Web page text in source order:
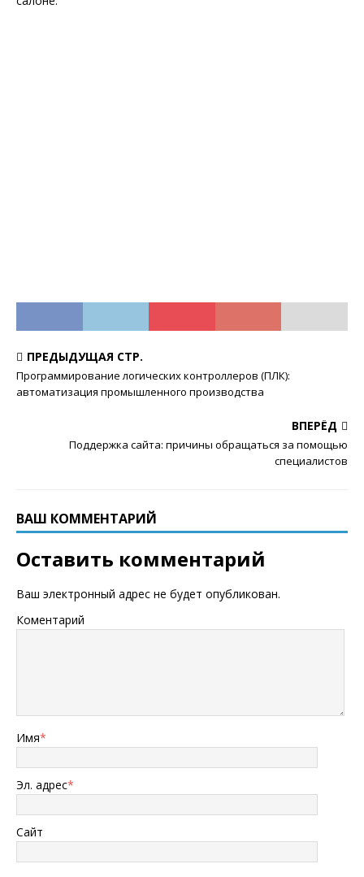
ПРЕДЫДУЩАЯ СТР.
Программирование логических контроллеров (ПЛК):
автоматизация промышленного производства
ВПЕРЁД
Поддержка сайта: причины обращаться за помощью
специалистов
ВАШ КОММЕНТАРИЙ
Оставить комментарий
Ваш электронный адрес не будет опубликован.
Коментарий
Имя*
Эл. адрес*
Сайт